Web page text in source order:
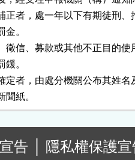
正者，處一年以下有期徒刑、
。
徵信、募款或其他不正目的使
。
定者，由處分機關公布其姓名
紙。
告
隱私權保護